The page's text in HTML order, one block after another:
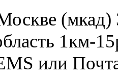
(мкад)
1км-
или